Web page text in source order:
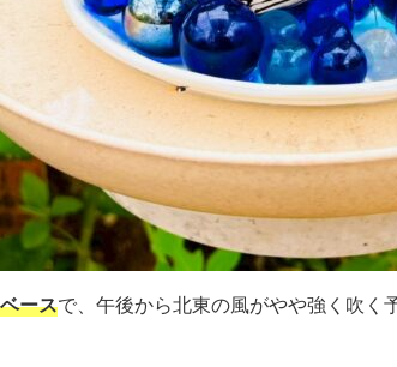
ースで、午後から北東の風がやや強く吹く